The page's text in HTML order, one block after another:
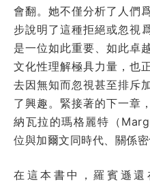
會翻。她不僅分析了人們
步說明了這種拒絕或忽
是一位如此重要、如此卓
文化性理解極具力量，也
去因無知而忽視甚至排斥
了興趣。緊接著的下一章
納瓦拉的瑪格麗特（
位與加爾文同時代、關係密
在這本書中，羅賓遜還